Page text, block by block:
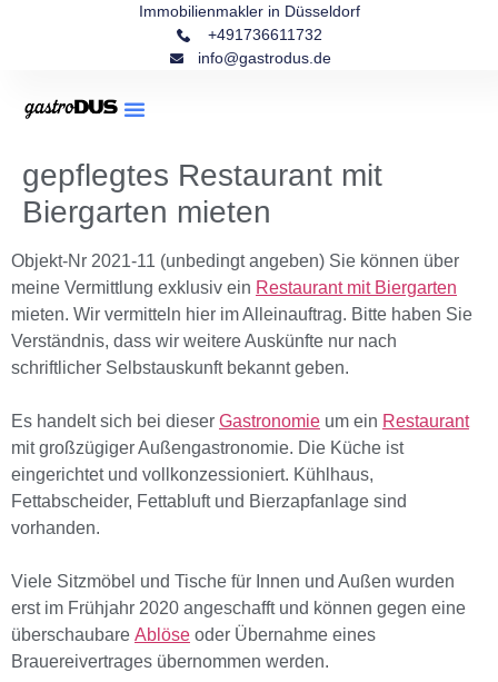
Immobilienmakler in Düsseldorf
info@gastrodus.de
+491736611732
gepflegtes Restaurant mit
Biergarten mieten
Objekt-Nr 2021-11 (unbedingt angeben) Sie können über
meine Vermittlung exklusiv ein Restaurant mit Biergarten
mieten. Wir vermitteln hier im Alleinauftrag. Bitte haben Sie
Verständnis, dass wir weitere Auskünfte nur nach
schriftlicher Selbstauskunft bekannt geben.
Es handelt sich bei dieser Gastronomie um ein Restaurant
mit großzügiger Außengastronomie. Die Küche ist
eingerichtet und vollkonzessioniert. Kühlhaus,
Fettabscheider, Fettabluft und Bierzapfanlage sind
vorhanden.
Viele Sitzmöbel und Tische für Innen und Außen wurden
erst im Frühjahr 2020 angeschafft und können gegen eine
überschaubare Ablöse oder Übernahme eines
Brauereivertrages übernommen werden.